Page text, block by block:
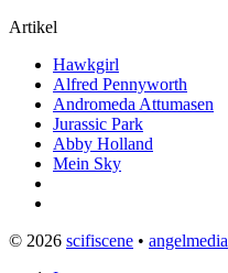
Artikel
Hawkgirl
Alfred Pennyworth
Andromeda Attumasen
Jurassic Park
Abby Holland
Mein Sky
© 2026 scifiscene • angelmedia